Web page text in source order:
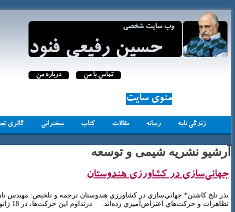
تماس با من درباره من
منوی سایت
زندگی نامه رسانه مقالات کتاب سخنرانی گالری
آرشیو نشریه شیمی و توسعه
جهاني‌سازي در كشاورزي هندوستان
بذر تلخ كاشتن* جهاني‌سازي در كشاورزي هندوستان ترجمه و تلخيص: مهندس
تظاهرات و حركت‌هاي اعتراض‌آميزي زده‌اند. درتداوم اين حركت‌ها، در 18 ژانويه سال 1998 يكي از كشاورزان ايالت آندرا پرادش […]